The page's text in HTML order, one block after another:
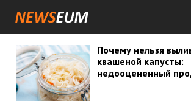
Почему нельзя
квашеной капусты:
недооцененный